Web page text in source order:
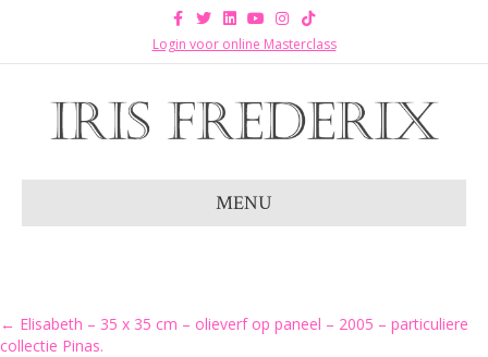
Facebook
TwitterLinkedinYoutubeInstagram
Tiktok
Login voor online Masterclass
MENU
Posts
← Elisabeth – 35 x 35 cm – olieverf op paneel – 2005 – particuliere
collectie Pinas.